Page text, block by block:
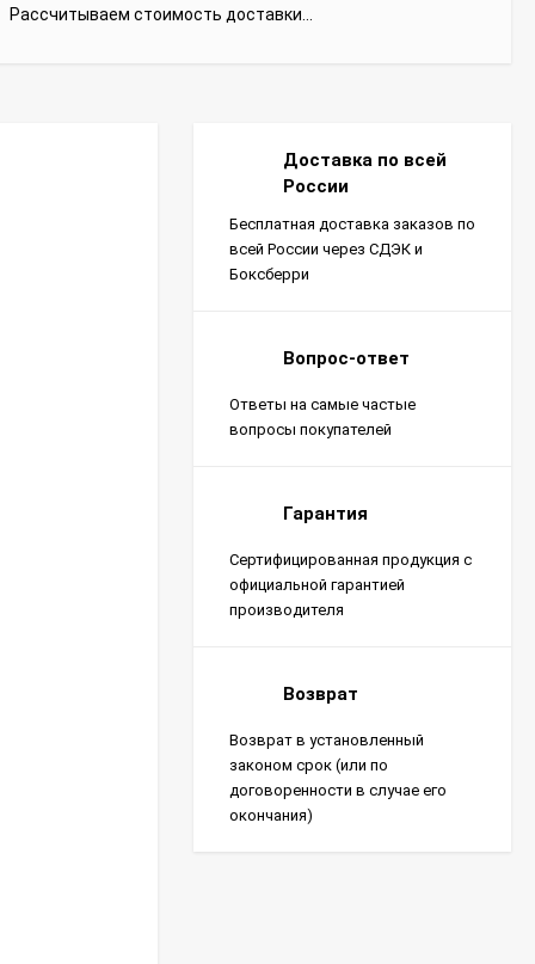
Рассчитываем стоимость доставки...
Доставка по всей
России
Бесплатная доставка заказов по
всей России через СДЭК и
Боксберри
Вопрос-ответ
Ответы на самые частые
вопросы покупателей
Гарантия
Сертифицированная продукция с
официальной гарантией
производителя
Возврат
Возврат в установленный
законом срок (или по
договоренности в случае его
окончания)